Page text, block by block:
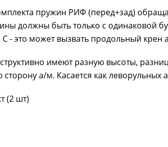
пружин РИФ (перед+зад)
должны быть только с одинаковой
С - это может вызвать продольный
имеют разную высоты,
сторону а/м. Касается как леворульных
(2 шт)